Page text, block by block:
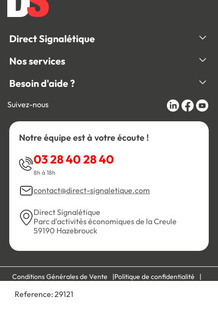
Reference: 29121
Direct Signalétique
Nos services
Besoin d'aide ?
Suivez-nous
Notre équipe est à votre écoute !
03 28 40 28 40
8h à 18h
contact@direct-signaletique.com
Direct Signalétique
Parc d'activités économiques de la Creule
59190 Hazebrouck
Conditions Générales de Vente
Politique de confidentialité
Mentions légales